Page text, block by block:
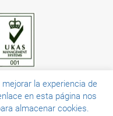
UKAS aprobado bajo los
Kingdon Accreditation
la experiencia de
en esta página nos
almacenar cookies.